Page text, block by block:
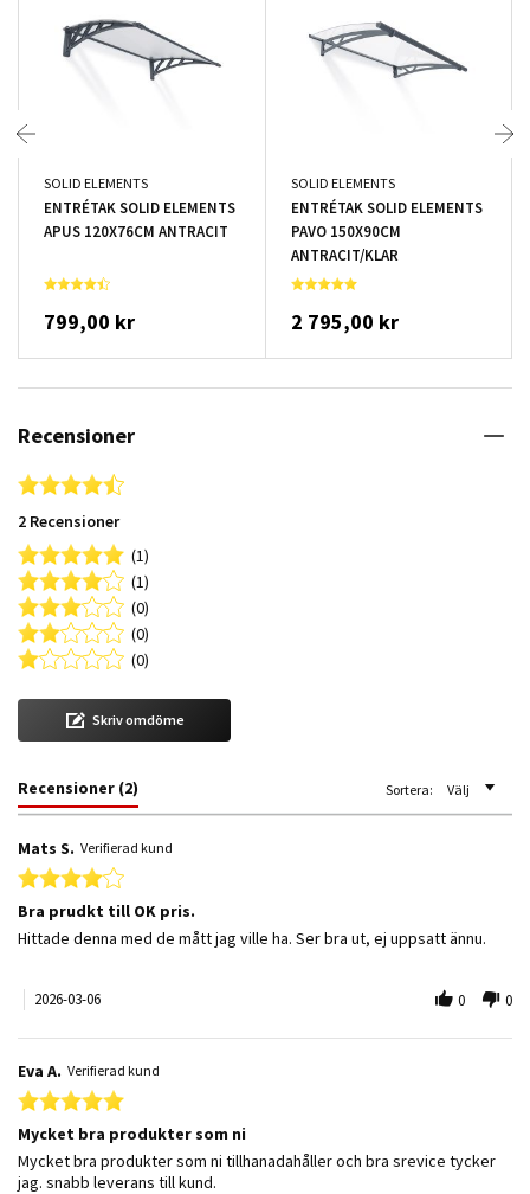
SOLID ELEMENTS
ENTRÉTAK SOLID ELEMENTS
APUS 120X76CM ANTRACIT
799,00 kr
SOLID ELEMENTS
ENTRÉTAK SOLID ELEMENTS
PAVO 150X90CM
ANTRACIT/KLAR
2 795,00 kr
Recensioner
4.5 star rating
2 Recensioner
(1)
(1)
(0)
(0)
(0)
Skriv omdöme
Recensioner (2) Sortera: Välj
Mats S. Verifierad kund
4.0 star rating
Bra prudkt till OK pris.
Review by Mats S. on 6 Mar 2026
review stating Bra prudkt till OK pris.
Hittade denna med de mått jag ville ha. Ser bra ut, ej uppsatt ännu.
2026-03-06 0 0
Eva A. Verifierad kund
5.0 star rating
Mycket bra produkter som ni
Review by Eva A. on 7 Sep 2025
review stating Mycket bra produkter som ni
Mycket bra produkter som ni tillhanadahåller och bra srevice tycker
jag. snabb leverans till kund.